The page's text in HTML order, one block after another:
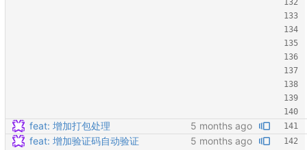
feat: 增加打包处理
feat: 增加验证码自动验证